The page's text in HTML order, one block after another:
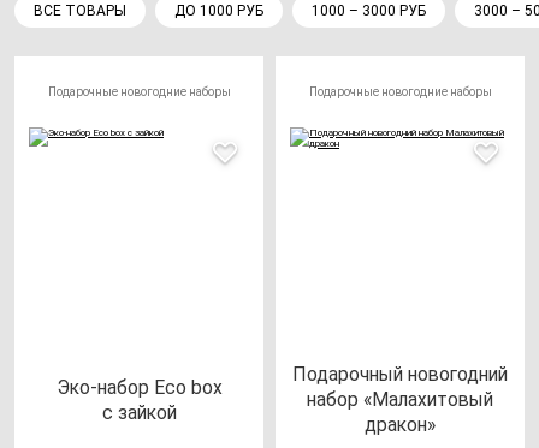
ВСЕ ТОВАРЫ ДО 1000 РУБ 1000 – 3000 РУБ 3000 –
Подарочные новогодние наборы
Эко-на­бор Eco box
с зай­кой
Подарочные новогодние наборы
Пода­роч­ный но­во­год­ний
на­бор «Мала­хи­то­вый
дра­кон»